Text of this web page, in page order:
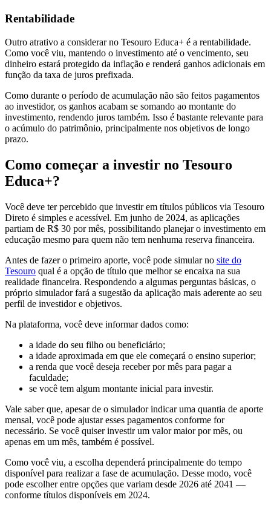
Rentabilidade
Outro atrativo a considerar no Tesouro Educa+ é a rentabilidade.
Como você viu, mantendo o investimento até o vencimento, seu
dinheiro estará protegido da inflação e renderá ganhos adicionais em
função da taxa de juros prefixada.
Como durante o período de acumulação não são feitos pagamentos
ao investidor, os ganhos acabam se somando ao montante do
investimento, rendendo juros também. Isso é bastante relevante para
o acúmulo do patrimônio, principalmente nos objetivos de longo
prazo.
Como começar a investir no Tesouro
Educa+?
Você deve ter percebido que investir em títulos públicos via Tesouro
Direto é simples e acessível. Em junho de 2024, as aplicações
partiam de R$ 30 por mês, possibilitando planejar o investimento em
educação mesmo para quem não tem nenhuma reserva financeira.
Antes de fazer o primeiro aporte, você pode simular no site do
Tesouro qual é a opção de título que melhor se encaixa na sua
realidade financeira. Respondendo a algumas perguntas básicas, o
próprio simulador fará a sugestão da aplicação mais aderente ao seu
perfil de investidor e objetivos.
Na plataforma, você deve informar dados como:
a idade do seu filho ou beneficiário;
a idade aproximada em que ele começará o ensino superior;
a renda que você deseja receber por mês para pagar a
faculdade;
se você tem algum montante inicial para investir.
Vale saber que, apesar de o simulador indicar uma quantia de aporte
mensal, você pode ajustar esses pagamentos conforme for
necessário. Se você quiser investir um valor maior por mês, ou
apenas em um mês, também é possível.
Como você viu, a escolha dependerá principalmente do tempo
disponível para realizar a fase de acumulação. Desse modo, você
pode escolher entre opções que variam desde 2026 até 2041 —
conforme títulos disponíveis em 2024.